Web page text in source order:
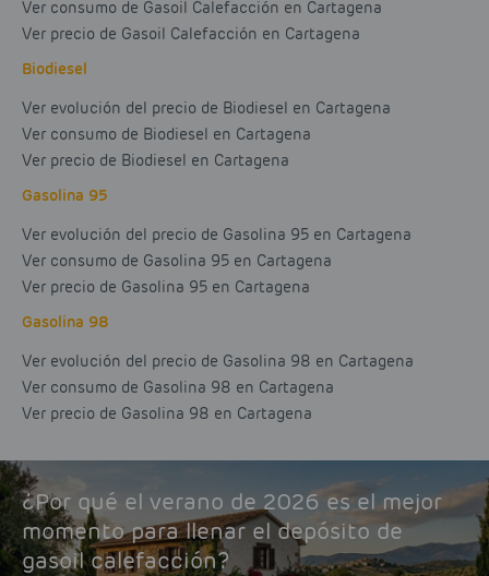
Ver consumo de Gasoil Calefacción en Cartagena
Ver precio de Gasoil Calefacción en Cartagena
Biodiesel
Ver evolución del precio de Biodiesel en Cartagena
Ver consumo de Biodiesel en Cartagena
Ver precio de Biodiesel en Cartagena
Gasolina 95
Ver evolución del precio de Gasolina 95 en Cartagena
Ver consumo de Gasolina 95 en Cartagena
Ver precio de Gasolina 95 en Cartagena
Gasolina 98
Ver evolución del precio de Gasolina 98 en Cartagena
Ver consumo de Gasolina 98 en Cartagena
Ver precio de Gasolina 98 en Cartagena
¿Por qué el verano de 2026 es el mejor
momento para llenar el depósito de
gasoil calefacción?